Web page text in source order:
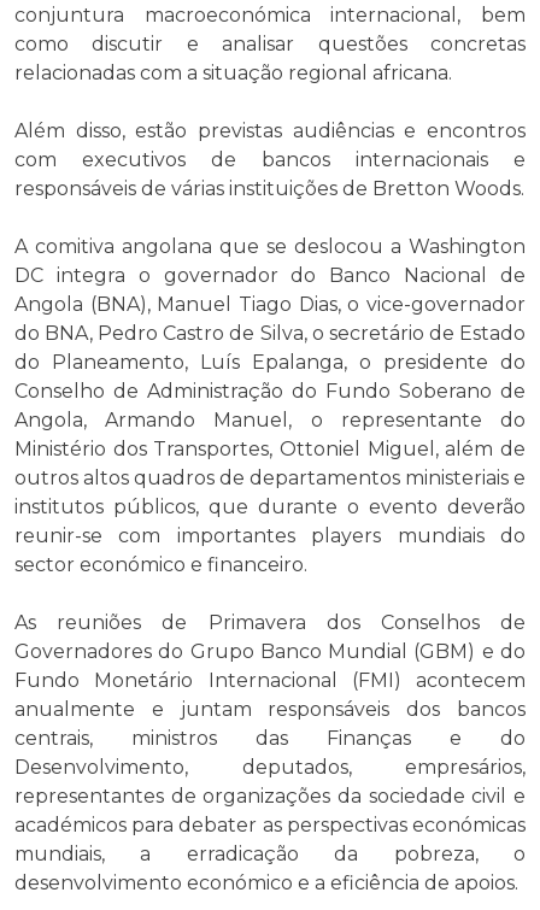
conjuntura macroeconómica internacional, bem
como discutir e analisar questões concretas
relacionadas com a situação regional africana.
Além disso, estão previstas audiências e encontros
com executivos de bancos internacionais e
responsáveis de várias instituições de Bretton Woods.
A comitiva angolana que se deslocou a Washington
DC integra o governador do Banco Nacional de
Angola (BNA), Manuel Tiago Dias, o vice-governador
do BNA, Pedro Castro de Silva, o secretário de Estado
do Planeamento, Luís Epalanga, o presidente do
Conselho de Administração do Fundo Soberano de
Angola, Armando Manuel, o representante do
Ministério dos Transportes, Ottoniel Miguel, além de
outros altos quadros de departamentos ministeriais e
institutos públicos, que durante o evento deverão
reunir-se com importantes players mundiais do
sector económico e financeiro.
As reuniões de Primavera dos Conselhos de
Governadores do Grupo Banco Mundial (GBM) e do
Fundo Monetário Internacional (FMI) acontecem
anualmente e juntam responsáveis dos bancos
centrais, ministros das Finanças e do
Desenvolvimento, deputados, empresários,
representantes de organizações da sociedade civil e
académicos para debater as perspectivas económicas
mundiais, a erradicação da pobreza, o
desenvolvimento económico e a eficiência de apoios.